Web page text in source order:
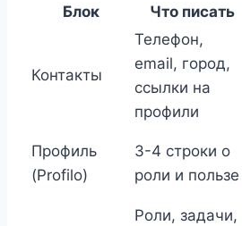
Блок Что писать
Контакты
Телефон,
email, город,
ссылки на
профили
Профиль
(Profilo)
3-4 строки о
роли и пользе
Роли, задачи,